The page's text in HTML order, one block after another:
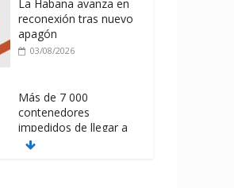
La Habana avanza en
reconexión tras nuevo
apagón
03/08/2026
Más de 7 000
contenedores
impedidos de llegar a
Cuba